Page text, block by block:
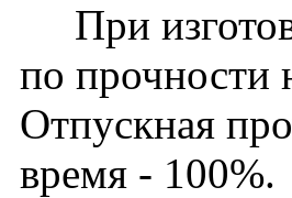
При
по прочности
Отпускная
время - 100%.